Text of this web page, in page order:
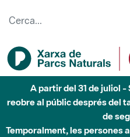
A partir del 31 de juliol
reobre al públic després del
de
Temporalment, les persones